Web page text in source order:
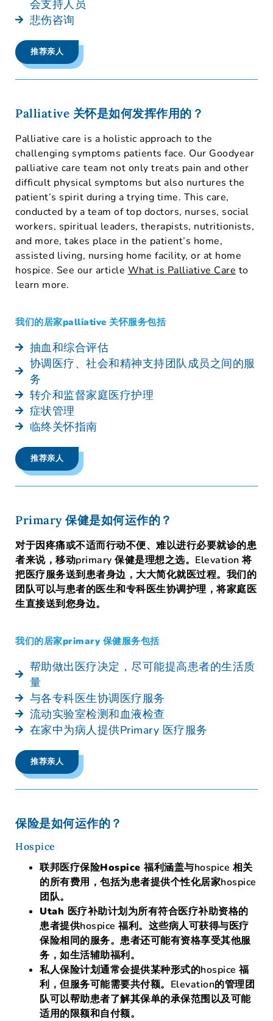
会支持人员
悲伤咨询
推荐亲人
Palliative 关怀是如何发挥作用的？
Palliative care is a holistic approach to the
challenging symptoms patients face. Our Goodyear
palliative care team not only treats pain and other
difficult physical symptoms but also nurtures the
patient’s spirit during a trying time. This care,
conducted by a team of top doctors, nurses, social
workers, spiritual leaders, therapists, nutritionists,
and more, takes place in the patient’s home,
assisted living, nursing home facility, or at home
hospice. See our article What is Palliative Care to
learn more.
我们的居家palliative 关怀服务包括
抽血和综合评估
协调医疗、社会和精神支持团队成员之间的服
务
转介和监督家庭医疗护理
症状管理
临终关怀指南
推荐亲人
Primary 保健是如何运作的？
对于因疼痛或不适而行动不便、难以进行必要就诊的患
者来说，移动primary 保健是理想之选。Elevation 将
把医疗服务送到患者身边，大大简化就医过程。我们的
团队可以与患者的医生和专科医生协调护理，将家庭医
生直接送到您身边。
我们的居家primary 保健服务包括
帮助做出医疗决定，尽可能提高患者的生活质
量
与各专科医生协调医疗服务
流动实验室检测和血液检查
在家中为病人提供Primary 医疗服务
推荐亲人
保险是如何运作的？
Hospice
联邦医疗保险Hospice 福利涵盖与hospice 相关
的所有费用，包括为患者提供个性化居家hospice
团队。
Utah 医疗补助计划为所有符合医疗补助资格的
患者提供hospice 福利。这些病人可获得与医疗
保险相同的服务。患者还可能有资格享受其他服
务，如生活辅助福利。
私人保险计划通常会提供某种形式的hospice 福
利，但服务可能需要共付额。Elevation的管理团
队可以帮助患者了解其保单的承保范围以及可能
适用的限额和自付额。